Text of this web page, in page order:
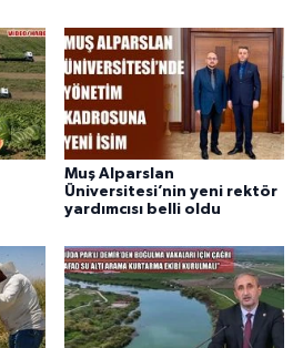
Muş Alparslan
Üniversitesi’nin yeni rektör
yardımcısı belli oldu